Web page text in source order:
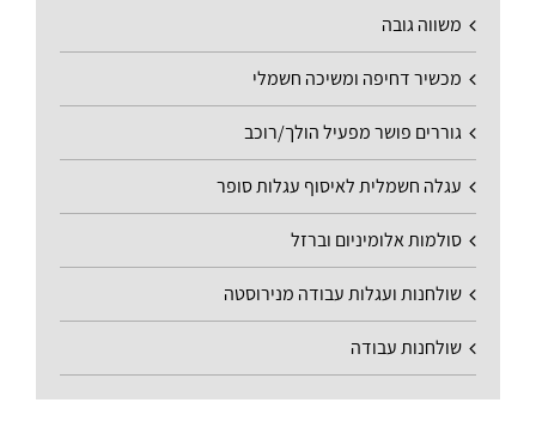
משווה גובה
מכשיר דחיפה ומשיכה חשמלי
גוררים פושר מפעיל הולך/רוכב
עגלה חשמלית לאיסוף עגלות סופר
סולמות אלומיניום וברזל
שולחנות ועגלות עבודה מנירוסטה
שולחנות עבודה